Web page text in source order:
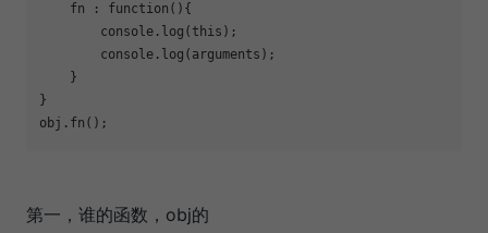
    fn : function(){
        console.log(this);
        console.log(arguments);
    }
}
第一，谁的函数，obj的